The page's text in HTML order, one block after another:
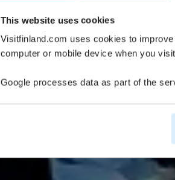
This website uses cookies
Visitfinland.com uses cookies to
computer or mobile device when you
Google processes data as part of the